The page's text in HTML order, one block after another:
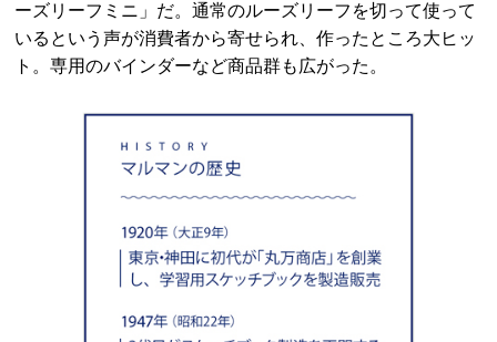
ーズリーフミニ」だ。通常のルーズリーフを切って使って
いるという声が消費者から寄せられ、作ったところ大ヒッ
ト。専用のバインダーなど商品群も広がった。